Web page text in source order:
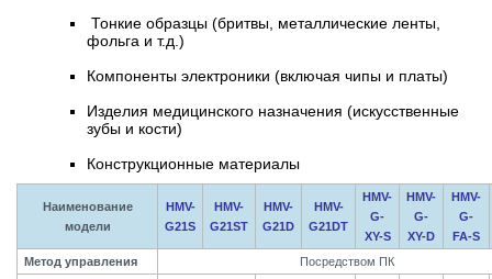
Тонкие образцы (бритвы, металлические ленты,
фольга и т.д.)
Компоненты электроники (включая чипы и платы)
Изделия медицинского назначения (искусственные
зубы и кости)
Конструкционные материалы
Наименование
модели
HMV-
G21S
HMV-
G21ST
HMV-
G21D
HMV-
G21DT
HMV-
G-
XY-S
HMV-
G-
XY-D
HMV-
G-
FA-S
Метод управления
Посредством ПК